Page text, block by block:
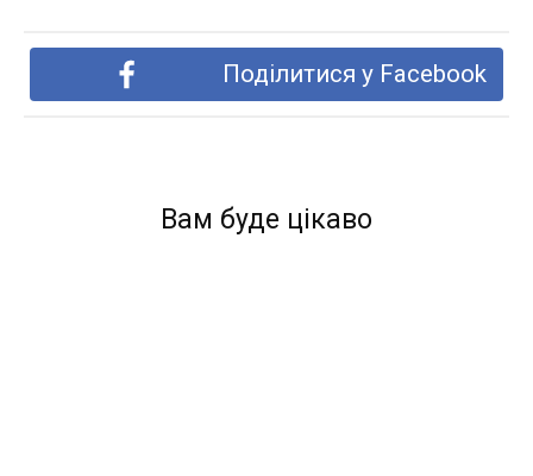
Поділитися у Facebook
Вам буде цікаво